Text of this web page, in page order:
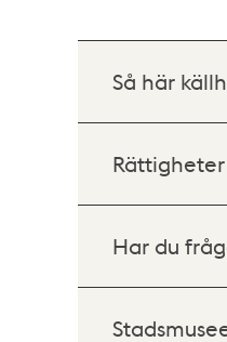
Så här
Rättigheter
Har du